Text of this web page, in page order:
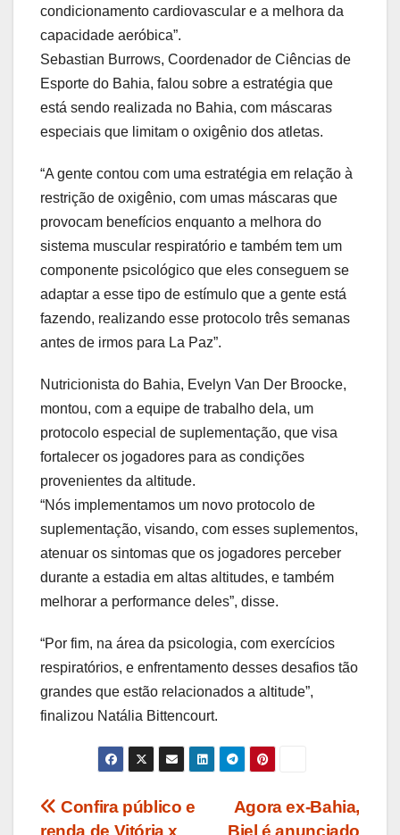
condicionamento cardiovascular e a melhora da
capacidade aeróbica”.
Sebastian Burrows, Coordenador de Ciências de
Esporte do Bahia, falou sobre a estratégia que
está sendo realizada no Bahia, com máscaras
especiais que limitam o oxigênio dos atletas.
“A gente contou com uma estratégia em relação à
restrição de oxigênio, com umas máscaras que
provocam benefícios enquanto a melhora do
sistema muscular respiratório e também tem um
componente psicológico que eles conseguem se
adaptar a esse tipo de estímulo que a gente está
fazendo, realizando esse protocolo três semanas
antes de irmos para La Paz”.
Nutricionista do Bahia, Evelyn Van Der Broocke,
montou, com a equipe de trabalho dela, um
protocolo especial de suplementação, que visa
fortalecer os jogadores para as condições
provenientes da altitude.
“Nós implementamos um novo protocolo de
suplementação, visando, com esses suplementos,
atenuar os sintomas que os jogadores perceber
durante a estadia em altas altitudes, e também
melhorar a performance deles”, disse.
“Por fim, na área da psicologia, com exercícios
respiratórios, e enfrentamento desses desafios tão
grandes que estão relacionados a altitude”,
finalizou Natália Bittencourt.
Navegação
Agora ex-Bahia,
Biel é anunciado
Confira público e
renda de Vitória x